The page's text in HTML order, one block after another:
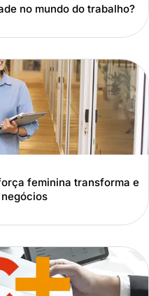
no mundo do trabalho?
feminina transforma e